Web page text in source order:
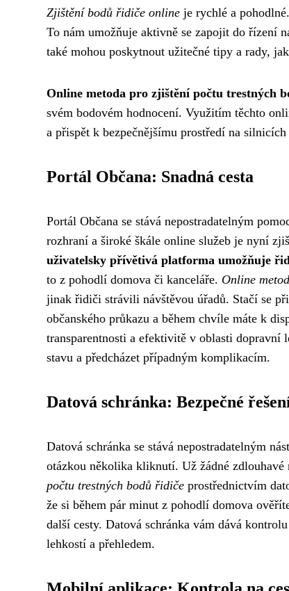
Zjištění bodů řidiče online je rychlé a
To nám umožňuje aktivně se zapojit do řízení
také mohou poskytnout užitečné tipy a rady,
Online metoda pro zjištění počtu trestných
svém bodovém hodnocení. Využitím těchto
a přispět k bezpečnějšímu prostředí na silnicích
Portál Občana: Snadná cesta
Portál Občana se stává nepostradatelným
rozhraní a široké škále online služeb je nyní
uživatelsky přívětivá platforma umožňuje
to z pohodlí domova či kanceláře. Online
jinak řidiči strávili návštěvou úřadů. Stačí se
občanského průkazu a během chvíle máte k
transparentnosti a efektivitě v oblasti
stavu a předcházet případným komplikacím.
Datová schránka: Bezpečné
Datová schránka se stává nepostradatelným
otázkou několika kliknutí. Už žádné
počtu trestných bodů řidiče prostřednictvím
že si během pár minut z pohodlí domova
další cesty. Datová schránka vám dává
lehkostí a přehledem.